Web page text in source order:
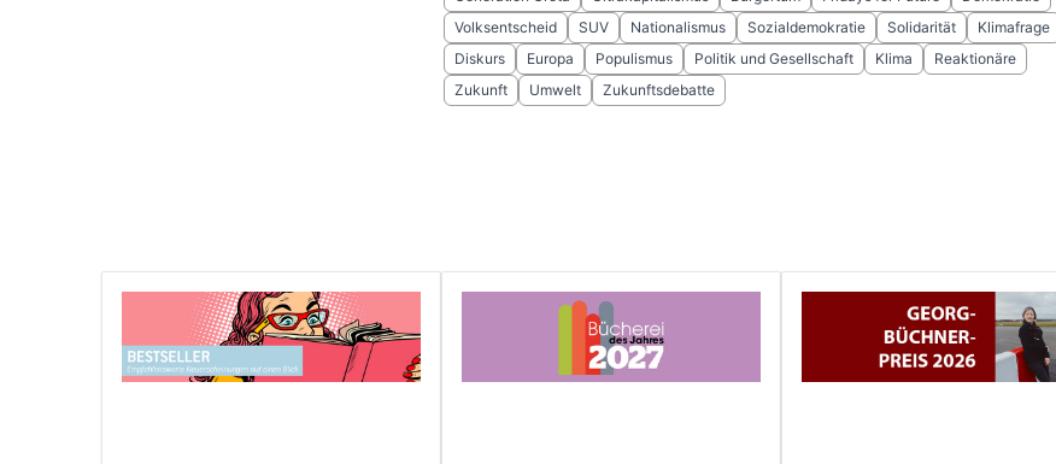
Volksentscheid
SUV Nationalismus Sozialdemokratie Solidarität
Klimafrage
Diskurs
Europa Populismus Politik und Gesellschaft Klima
Reaktionäre
Zukunft
Umwelt Zukunftsdebatte